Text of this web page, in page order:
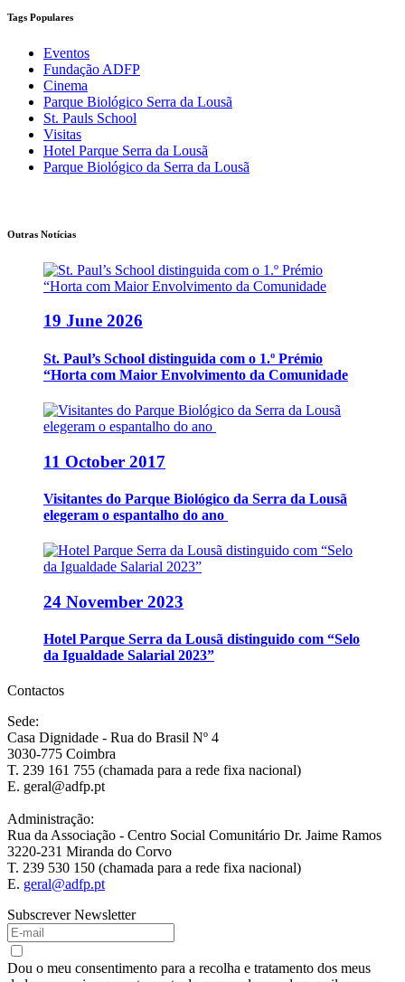
Tags Populares
Eventos
Fundação ADFP
Cinema
Parque Biológico Serra da Lousã
St. Pauls School
Visitas
Hotel Parque Serra da Lousã
Parque Biológico da Serra da Lousã
Outras Notícias
19 June 2026
St. Paul’s School distinguida com o 1.º Prémio
“Horta com Maior Envolvimento da Comunidade
11 October 2017
Visitantes do Parque Biológico da Serra da Lousã
elegeram o espantalho do ano
24 November 2023
Hotel Parque Serra da Lousã distinguido com “Selo
da Igualdade Salarial 2023”
Contactos
Sede:
Casa Dignidade - Rua do Brasil Nº 4
3030-775 Coimbra
T. 239 161 755 (chamada para a rede fixa nacional)
E. geral@adfp.pt
Administração:
Rua da Associação - Centro Social Comunitário Dr. Jaime Ramos
3220-231 Miranda do Corvo
T. 239 530 150 (chamada para a rede fixa nacional)
E. geral@adfp.pt
Subscrever Newsletter
Dou o meu consentimento para a recolha e tratamento dos meus